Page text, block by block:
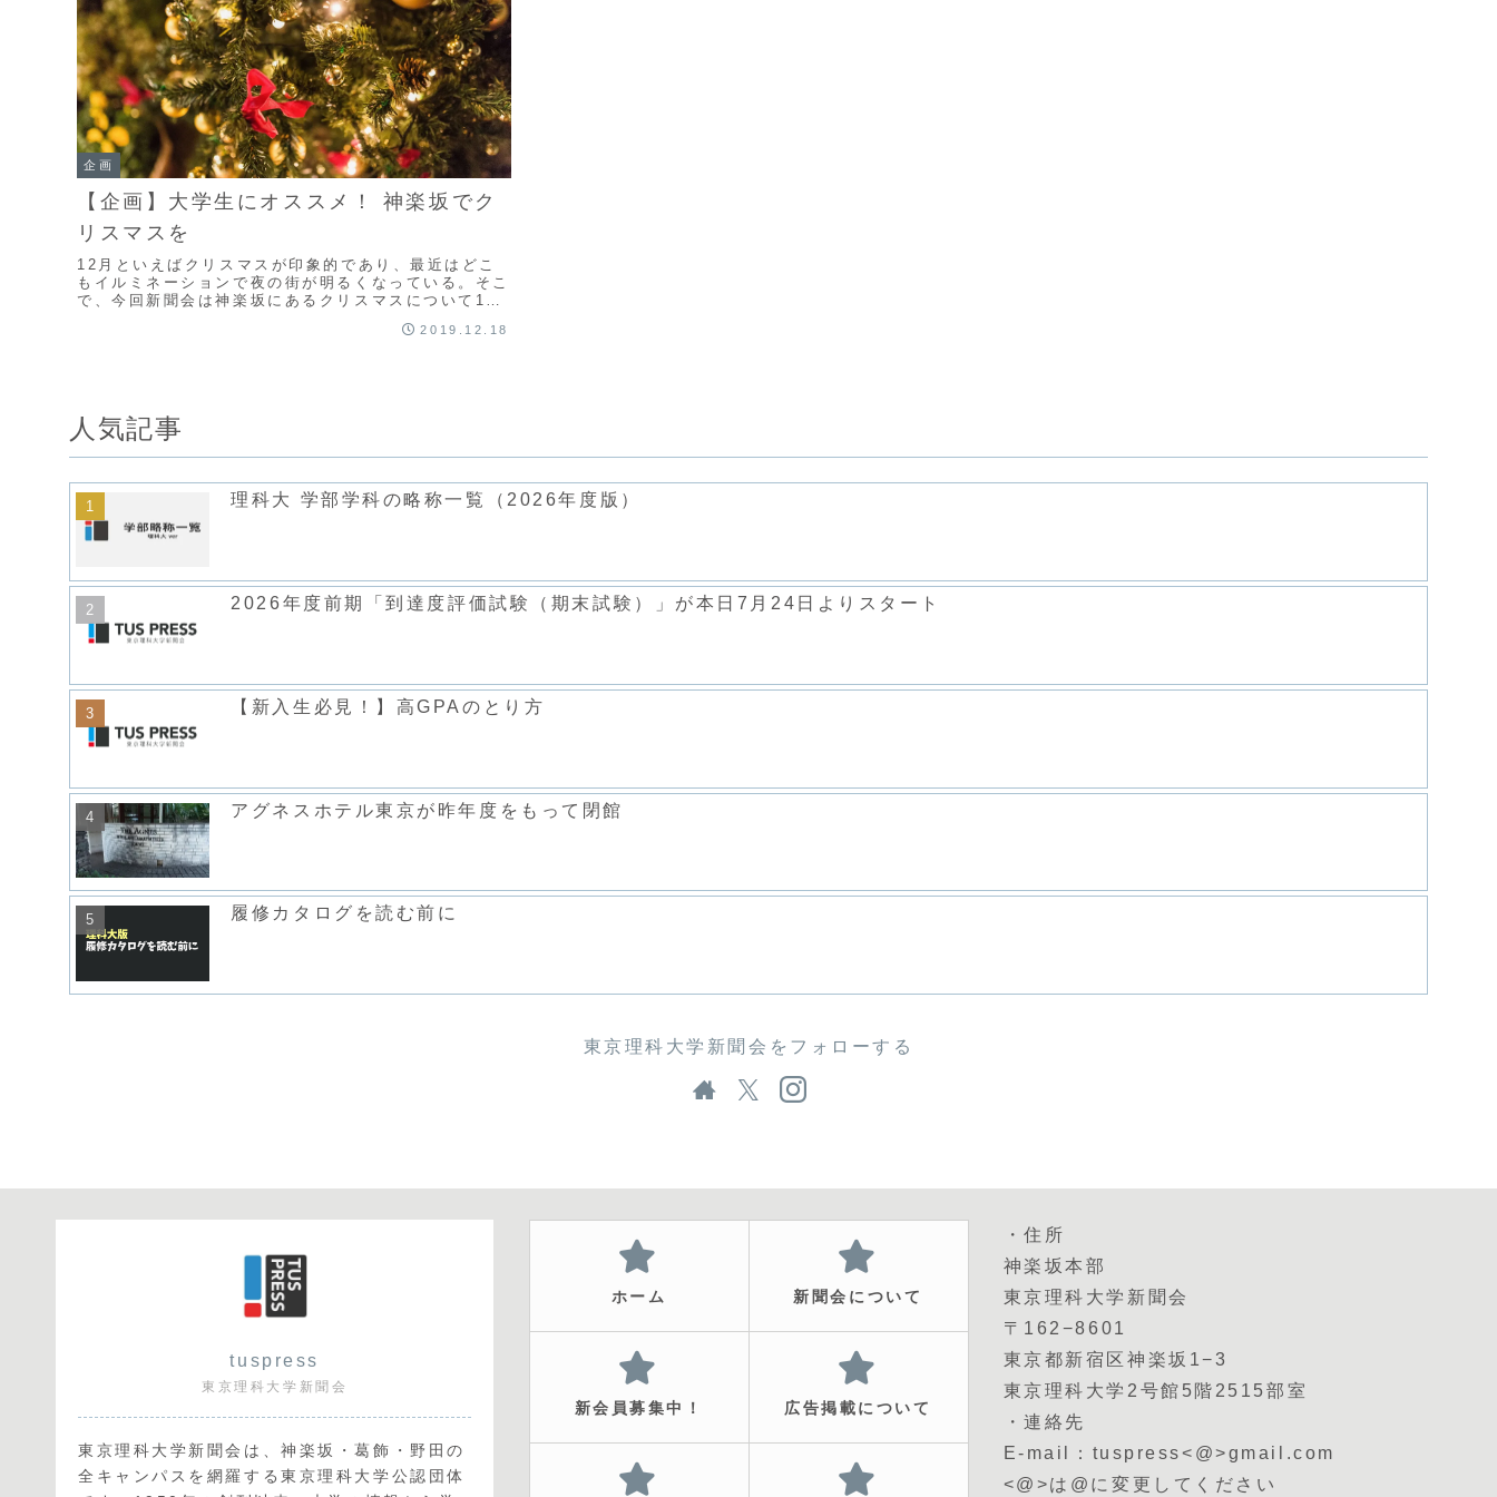
企画
【企画】大学生にオススメ！ 神楽坂でク
リスマスを
12月といえばクリスマスが印象的であり、最近はどこ
もイルミネーションで夜の街が明るくなっている。そこ
で、今回新聞会は神楽坂にあるクリスマスについて1年
2019.12.18
人気記事
理科大 学部学科の略称一覧（2026年度版）
2026年度前期「到達度評価試験（期末試験）」が本日7月24日よりスタート
【新入生必見！】高GPAのとり方
アグネスホテル東京が昨年度をもって閉館
履修カタログを読む前に
東京理科大学新聞会をフォローする
tuspress
東京理科大学新聞会
東京理科大学新聞会は、神楽坂・葛飾・野田の
全キャンパスを網羅する東京理科大学公認団体
ホーム 新聞会について
新会員募集中！ 広告掲載について
・住所
神楽坂本部
東京理科大学新聞会
〒162−8601
東京都新宿区神楽坂1−3
東京理科大学2号館5階2515部室
・連絡先
E-mail：tuspress<@>gmail.com
<@>は@に変更してください